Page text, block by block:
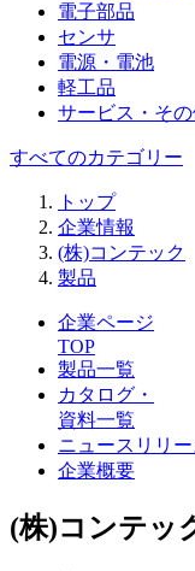
電子部品
センサ
電源・電池
軽工品
サービス・そ
すべてのカテゴリー
トップ
企業情報
(株)コンテック
製品
企業ページ
TOP
製品一覧
カタログ・
資料一覧
ニュースリリ
企業概要
(株)コンテッ